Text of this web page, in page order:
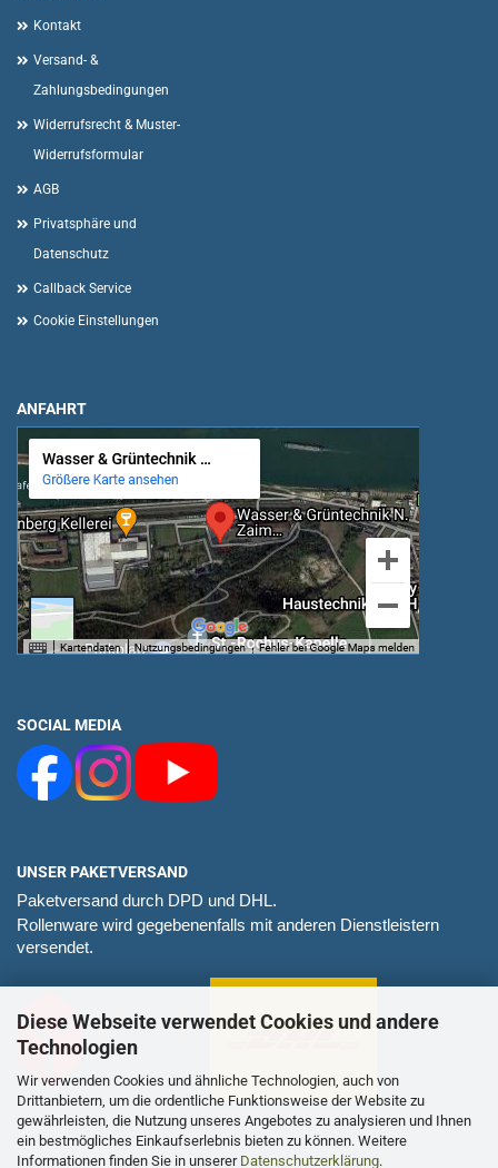
Diese Webseite verwendet Cookies und andere
Technologien
Wir verwenden Cookies und ähnliche Technologien, auch von
Drittanbietern, um die ordentliche Funktionsweise der Website zu
gewährleisten, die Nutzung unseres Angebotes zu analysieren und Ihnen
ein bestmögliches Einkaufserlebnis bieten zu können. Weitere
Informationen finden Sie in unserer Datenschutzerklärung.
Kontakt
Versand- &
Zahlungsbedingungen
Widerrufsrecht & Muster-
Widerrufsformular
AGB
Privatsphäre und
Datenschutz
Callback Service
Cookie Einstellungen
ANFAHRT
SOCIAL MEDIA
UNSER PAKETVERSAND
Paketversand durch DPD und DHL.
Rollenware wird gegebenenfalls mit anderen Dienstleistern
versendet.